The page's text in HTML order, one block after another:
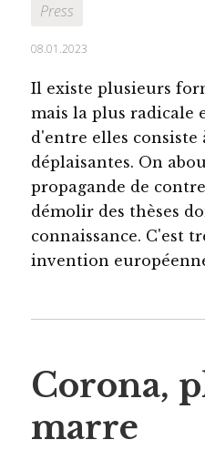
Press
08.01.2023
Il existe plusieurs
mais la plus radicale
d'entre elles
déplaisantes. On
propagande de
démolir des thèses
connaissance. C'est
invention
Corona,
marre